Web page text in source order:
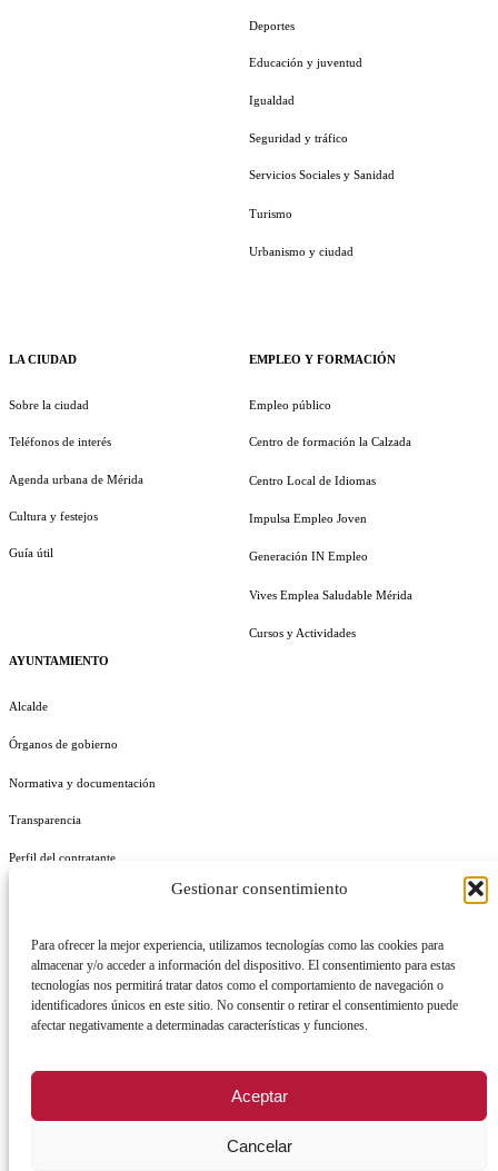
Gestionar consentimiento
Para ofrecer la mejor experiencia, utilizamos tecnologías como las cookies para
almacenar y/o acceder a información del dispositivo. El consentimiento para estas
tecnologías nos permitirá tratar datos como el comportamiento de navegación o
identificadores únicos en este sitio. No consentir o retirar el consentimiento puede
afectar negativamente a determinadas características y funciones.
Aceptar
Cancelar
LA CIUDAD
Sobre la ciudad
Teléfonos de interés
Agenda urbana de Mérida
Cultura y festejos
Guía útil
AYUNTAMIENTO
Alcalde
Órganos de gobierno
Normativa y documentación
Transparencia
Perfil del contratante
Deportes
Educación y juventud
Igualdad
Seguridad y tráfico
Servicios Sociales y Sanidad
Turismo
Urbanismo y ciudad
EMPLEO Y FORMACIÓN
Empleo público
Centro de formación la Calzada
Centro Local de Idiomas
Impulsa Empleo Joven
Generación IN Empleo
Vives Emplea Saludable Mérida
Cursos y Actividades
REGISTRO DE ACTIVIDADES DE TRATAMIENTO